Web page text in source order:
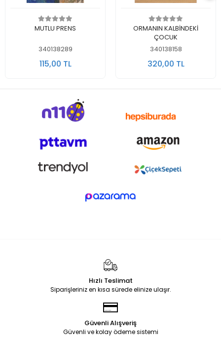
Sepete Ekle
MUTLU PRENS
340138289
115,00 TL
Stokta Yok
ORMANIN KALBİNDEKİ
ÇOCUK
340138158
320,00 TL
Hızlı Teslimat
Siparişleriniz en kısa sürede elinize ulaşır.
Güvenli Alışveriş
Güvenli ve kolay ödeme sistemi